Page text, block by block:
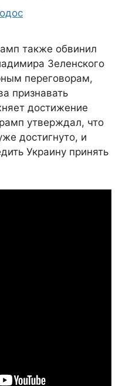
также обвинил
Зеленского
переговорам,
признавать
достижение
утверждал, что
достигнуто, и
Украину принять